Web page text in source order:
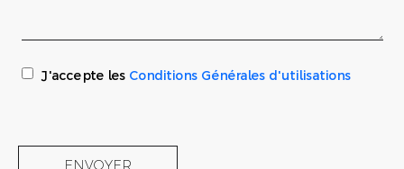
J'accepte les Conditions Générales d'utilisations
ENVOYER